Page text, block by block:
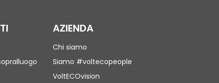
AZIENDA
Chi siamo
Siamo #voltecopeople
VoltECOvision